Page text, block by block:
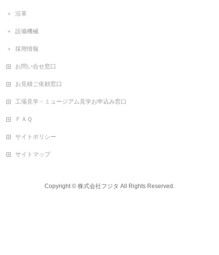
沿革
設備機械
採用情報
お問い合せ窓口
お見積ご依頼窓口
工場見学・ミュージアム見学お申込み窓口
ＦＡＱ
サイトポリシー
サイトマップ
Copyright © 株式会社フジタ All Rights Reserved.